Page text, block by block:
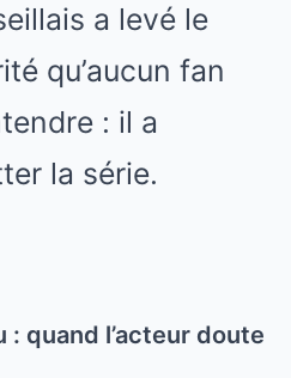
a levé le
qu’aucun fan
: il a
la série.
: quand l’acteur doute